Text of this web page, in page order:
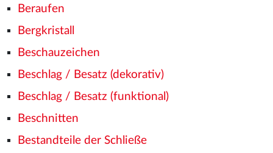
Beraufen
Bergkristall
Beschauzeichen
Beschlag / Besatz (dekorativ)
Beschlag / Besatz (funktional)
Beschnitten
Bestandteile der Schließe